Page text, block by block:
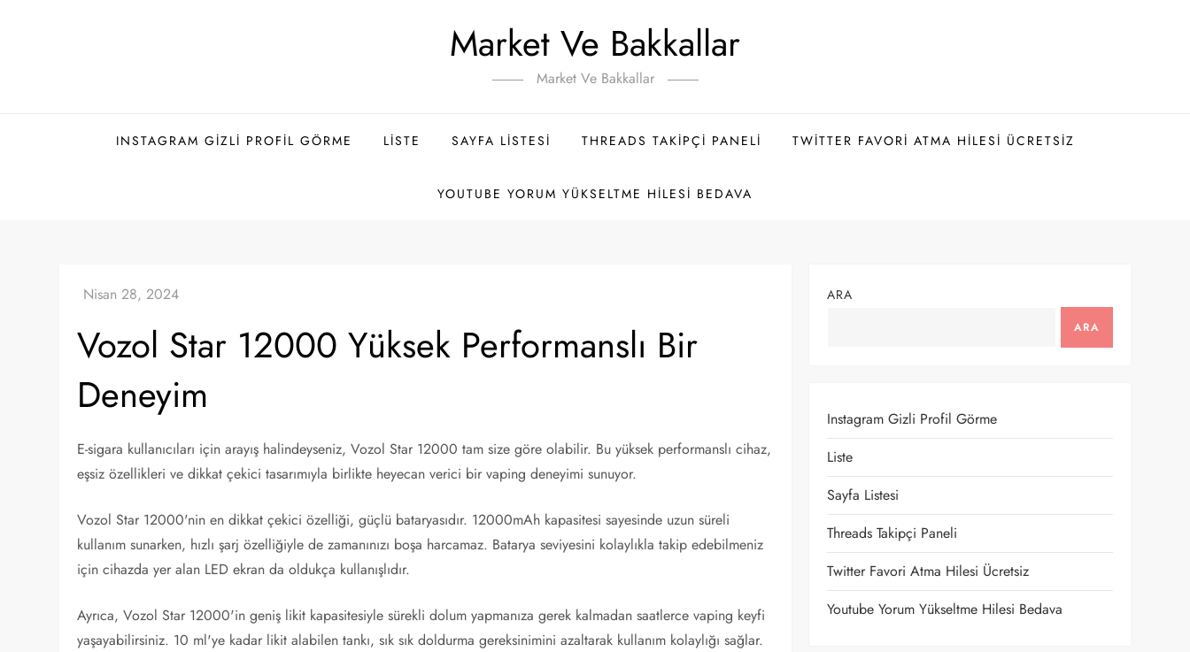
Market Ve Bakkallar
Market Ve Bakkallar
INSTAGRAM GIZLI PROFIL GÖRME LISTE SAYFA LISTESI THREADS TAKIPÇI PANELI TWITTER FAVORI ATMA HILESI ÜCRETSIZ
YOUTUBE YORUM YÜKSELTME HILESI BEDAVA
Vozol Star 12000 Yüksek Performanslı Bir
Deneyim
E-sigara kullanıcıları için arayış halindeyseniz, Vozol Star 12000 tam size göre olabilir. Bu yüksek performanslı cihaz,
eşsiz özellikleri ve dikkat çekici tasarımıyla birlikte heyecan verici bir vaping deneyimi sunuyor.
Vozol Star 12000'nin en dikkat çekici özelliği, güçlü bataryasıdır. 12000mAh kapasitesi sayesinde uzun süreli
kullanım sunarken, hızlı şarj özelliğiyle de zamanınızı boşa harcamaz. Batarya seviyesini kolaylıkla takip edebilmeniz
için cihazda yer alan LED ekran da oldukça kullanışlıdır.
Ayrıca, Vozol Star 12000'in geniş likit kapasitesiyle sürekli dolum yapmanıza gerek kalmadan saatlerce vaping keyfi
yaşayabilirsiniz. 10 ml'ye kadar likit alabilen tankı, sık sık doldurma gereksinimini azaltarak kullanım kolaylığı sağlar.
ARA
ARA
Instagram Gizli Profil Görme
Liste
Sayfa Listesi
Threads Takipçi Paneli
Twitter Favori Atma Hilesi Ücretsiz
Youtube Yorum Yükseltme Hilesi Bedava